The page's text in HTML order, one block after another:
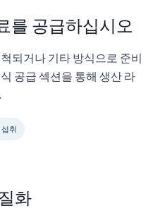
를 공급하십시오
되거나 기타 방식으로 준비
공급 섹션을 통해 생산 라
취
화